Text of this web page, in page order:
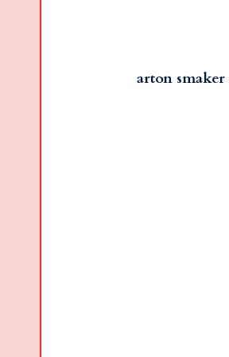
arton smaker